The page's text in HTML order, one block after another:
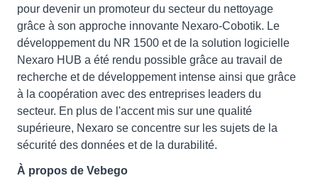
pour devenir un promoteur du secteur du nettoyage
grâce à son approche innovante Nexaro-Cobotik. Le
développement du NR 1500 et de la solution logicielle
Nexaro HUB a été rendu possible grâce au travail de
recherche et de développement intense ainsi que grâce
à la coopération avec des entreprises leaders du
secteur. En plus de l'accent mis sur une qualité
supérieure, Nexaro se concentre sur les sujets de la
sécurité des données et de la durabilité.
À propos de Vebego